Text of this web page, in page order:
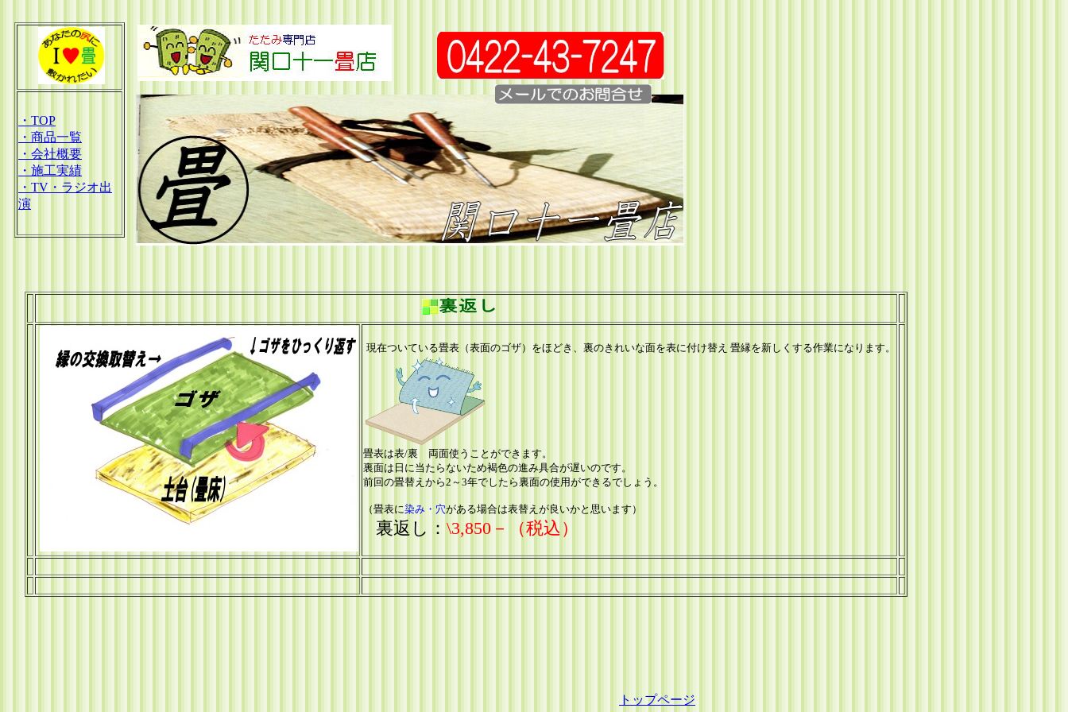
・TOP
・商品一覧
・会社概要
・施工実績
・TV・ラジオ出
演
トップページ
現在ついている畳表（表面のゴザ）をほどき、裏のきれいな面を表に付け替え 畳縁を新しくする作業になります。
畳表は表/裏 両面使うことができます。
裏面は日に当たらないため褐色の進み具合が遅いのです。
前回の畳替えから2～3年でしたら裏面の使用ができるでしょう。
（畳表に染み・穴がある場合は表替えが良いかと思います）
裏返し： \3,850－（税込）